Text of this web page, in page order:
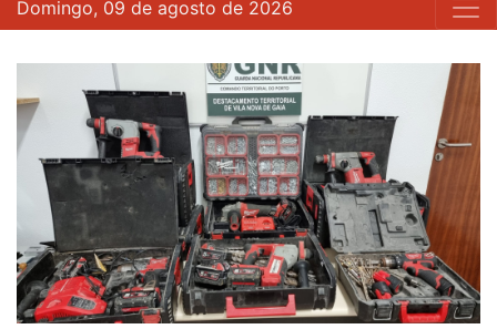
Domingo, 09 de agosto de 2026